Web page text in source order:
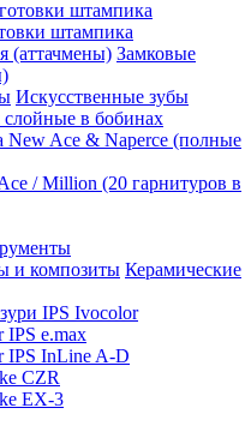
штампика
Замковые
Искусственные зубы
в бобинах
New Ace & Naperce (полные
/ Million (20 гарнитуров в
Керамические
IPS Ivocolor
IPS e.max
IPS InLine A-D
CZR
EX-3